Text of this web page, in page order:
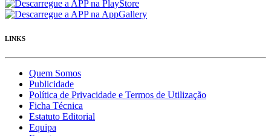
LINKS
Quem Somos
Publicidade
Política de Privacidade e Termos de Utilização
Ficha Técnica
Estatuto Editorial
Equipa